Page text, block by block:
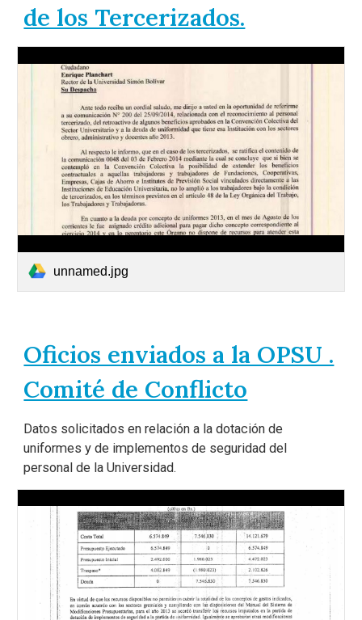
de los Tercerizados.
unnamed.jpg
Oficios enviados a la OPSU .
Comité de Conflicto
Datos solicitados en relación a la dotación de
uniformes y de implementos de seguridad del
personal de la Universidad.